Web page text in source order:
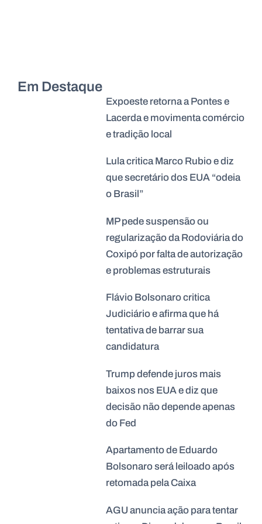
Em Destaque
Expoeste retorna a Pontes e
Lacerda e movimenta comércio
e tradição local
Lula critica Marco Rubio e diz
que secretário dos EUA “odeia
o Brasil”
MP pede suspensão ou
regularização da Rodoviária do
Coxipó por falta de autorização
e problemas estruturais
Flávio Bolsonaro critica
Judiciário e afirma que há
tentativa de barrar sua
candidatura
Trump defende juros mais
baixos nos EUA e diz que
decisão não depende apenas
do Fed
Apartamento de Eduardo
Bolsonaro será leiloado após
retomada pela Caixa
AGU anuncia ação para tentar